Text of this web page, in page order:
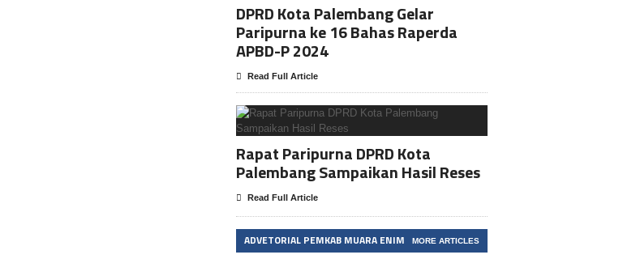
DPRD Kota Palembang Gelar
Paripurna ke 16 Bahas Raperda
APBD-P 2024
Read Full Article
Rapat Paripurna DPRD Kota
Palembang Sampaikan Hasil Reses
Read Full Article
ADVETORIAL PEMKAB MUARA ENIM MORE ARTICLES